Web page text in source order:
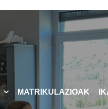
MATRIKULAZIOAK